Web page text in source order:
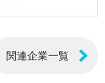
関連企業一覧